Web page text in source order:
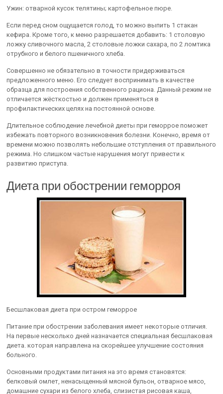
Ужин: отварной кусок телятины; картофельное пюре.
Если перед сном ощущается голод, то можно выпить 1 стакан
кефира. Кроме того, к меню разрешается добавить: 1 столовую
ложку сливочного масла, 2 столовые ложки сахара, по 2 ломтика
отрубного и белого пшеничного хлеба.
Совершенно не обязательно в точности придерживаться
предложенного меню. Его следует воспринимать в качестве
образца для построения собственного рациона. Данный режим не
отличается жёсткостью и должен применяться в
профилактических целях на постоянной основе.
Длительное соблюдение лечебной диеты при геморрое поможет
избежать повторного возникновения болезни. Конечно, время от
времени можно позволять небольшие отступления от правильного
режима. Но слишком частые нарушения могут привести к
развитию приступа.
Диета при обострении геморроя
Бесшлаковая диета при остром геморрое
Питание при обострении заболевания имеет некоторые отличия.
На первые несколько дней назначается специальная бесшлаковая
диета. которая направлена на скорейшее улучшение состояния
больного.
Основными продуктами питания на это время становятся:
белковый омлет, ненасыщенный мясной бульон, отварное мясо,
домашние сухари из белого хлеба, слизистая рисовая каша,